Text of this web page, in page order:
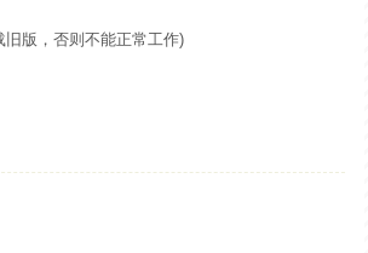
旧版，否则不能正常工作)